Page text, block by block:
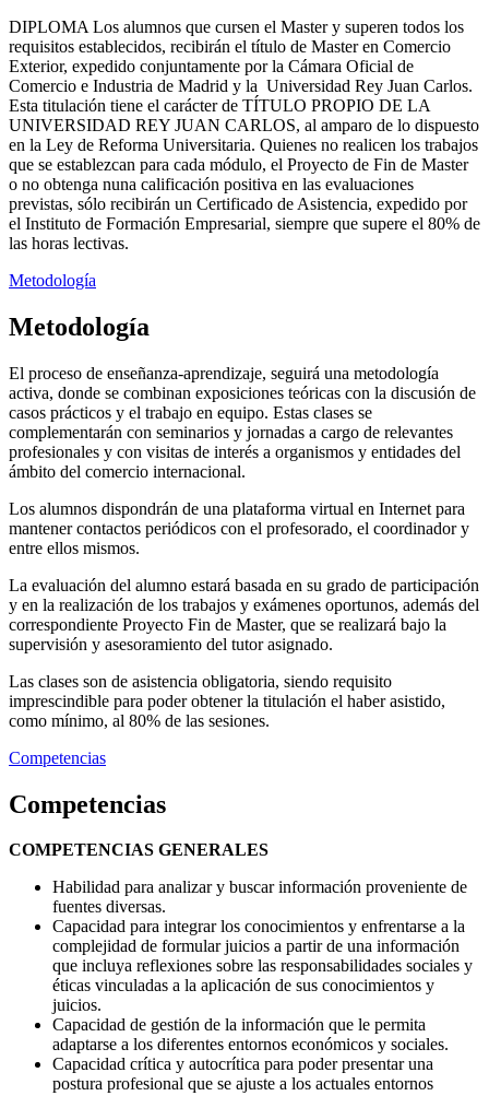
DIPLOMA Los alumnos que cursen el Master y superen todos los
requisitos establecidos, recibirán el título de Master en Comercio
Exterior, expedido conjuntamente por la Cámara Oficial de
Comercio e Industria de Madrid y la Universidad Rey Juan Carlos.
Esta titulación tiene el carácter de TÍTULO PROPIO DE LA
UNIVERSIDAD REY JUAN CARLOS, al amparo de lo dispuesto
en la Ley de Reforma Universitaria. Quienes no realicen los trabajos
que se establezcan para cada módulo, el Proyecto de Fin de Master
o no obtenga nuna calificación positiva en las evaluaciones
previstas, sólo recibirán un Certificado de Asistencia, expedido por
el Instituto de Formación Empresarial, siempre que supere el 80% de
las horas lectivas.
Metodología
Metodología
El proceso de enseñanza-aprendizaje, seguirá una metodología
activa, donde se combinan exposiciones teóricas con la discusión de
casos prácticos y el trabajo en equipo. Estas clases se
complementarán con seminarios y jornadas a cargo de relevantes
profesionales y con visitas de interés a organismos y entidades del
ámbito del comercio internacional.
Los alumnos dispondrán de una plataforma virtual en Internet para
mantener contactos periódicos con el profesorado, el coordinador y
entre ellos mismos.
La evaluación del alumno estará basada en su grado de participación
y en la realización de los trabajos y exámenes oportunos, además del
correspondiente Proyecto Fin de Master, que se realizará bajo la
supervisión y asesoramiento del tutor asignado.
Las clases son de asistencia obligatoria, siendo requisito
imprescindible para poder obtener la titulación el haber asistido,
como mínimo, al 80% de las sesiones.
Competencias
Competencias
COMPETENCIAS GENERALES
Habilidad para analizar y buscar información proveniente de
fuentes diversas.
Capacidad para integrar los conocimientos y enfrentarse a la
complejidad de formular juicios a partir de una información
que incluya reflexiones sobre las responsabilidades sociales y
éticas vinculadas a la aplicación de sus conocimientos y
juicios.
Capacidad de gestión de la información que le permita
adaptarse a los diferentes entornos económicos y sociales.
Capacidad crítica y autocrítica para poder presentar una
postura profesional que se ajuste a los actuales entornos